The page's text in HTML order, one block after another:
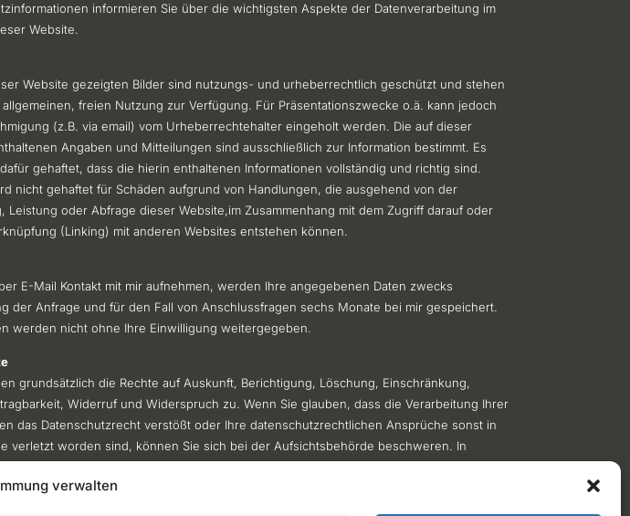
verwalten
informieren Sie über die wichtigsten Aspekte der Datenverarbeitung im
Website.
Website gezeigten Bilder sind nutzungs- und urheberrechtlich geschützt und stehen
allgemeinen, freien Nutzung zur Verfügung. Für Präsentationszwecke o.ä. kann jedoch
(z.B. via email) vom Urheberrechtehalter eingeholt werden. Die auf dieser
Angaben und Mitteilungen sind ausschließlich zur Information bestimmt. Es
gehaftet, dass die hierin enthaltenen Informationen vollständig und richtig sind.
nicht gehaftet für Schäden aufgrund von Handlungen, die ausgehend von der
Leistung oder Abfrage dieser Website,im Zusammenhang mit dem Zugriff darauf oder
(Linking) mit anderen Websites entstehen können.
E-Mail Kontakt mit mir aufnehmen, werden Ihre angegebenen Daten zwecks
der Anfrage und für den Fall von Anschlussfragen sechs Monate bei mir gespeichert.
werden nicht ohne Ihre Einwilligung weitergegeben.
grundsätzlich die Rechte auf Auskunft, Berichtigung, Löschung, Einschränkung,
Widerruf und Widerspruch zu. Wenn Sie glauben, dass die Verarbeitung Ihrer
das Datenschutzrecht verstößt oder Ihre datenschutzrechtlichen Ansprüche sonst in
verletzt worden sind, können Sie sich bei der Aufsichtsbehörde beschweren. In